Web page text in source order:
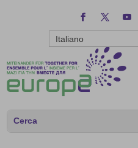
Italiano